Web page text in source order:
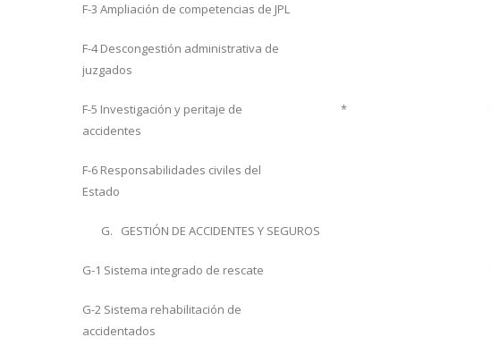
F-3 Ampliación de competencias de JPL
F-4 Descongestión administrativa de
juzgados
F-5 Investigación y peritaje de
accidentes
*
F-6 Responsabilidades civiles del
Estado
G. GESTIÓN DE ACCIDENTES Y SEGUROS
G-1 Sistema integrado de rescate
G-2 Sistema rehabilitación de
accidentados